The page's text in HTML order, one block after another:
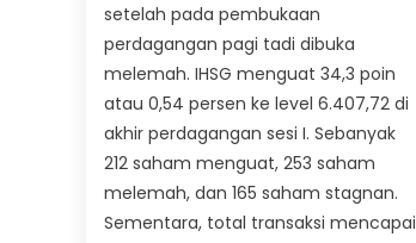
setelah pada pembukaan
perdagangan pagi tadi dibuka
melemah. IHSG menguat 34,3 poin
atau 0,54 persen ke level 6.407,72 di
akhir perdagangan sesi I. Sebanyak
212 saham menguat, 253 saham
melemah, dan 165 saham stagnan.
Sementara, total transaksi mencapai